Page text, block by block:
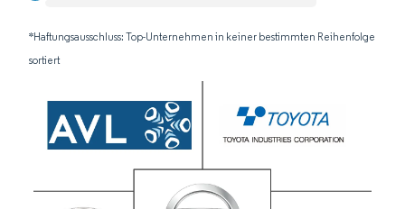
*Haftungsausschluss: Top-Unternehmen in keiner bestimmten Reihenfolge
sortiert